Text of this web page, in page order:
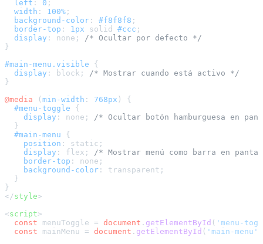
left : 0 ;
width : 100% ;
background-color : #f8f8f8 ;
border-top : 1px solid #ccc ;
display : none; /* Ocultar por defecto */
}
#main-menu .visible {
display : block; /* Mostrar cuando está activo */
}
@media ( min-width : 768px ) {
#menu-toggle {
display : none; /* Ocultar botón hamburguesa en
  }
#main-menu {
position : static;
display : flex; /* Mostrar menú como barra en
border-top : none;
background-color : transparent;
  }
</style>
<script>
const menuToggle = document . getElementById ( 'menu-
const mainMenu = document . getElementById ( 'main-menu'